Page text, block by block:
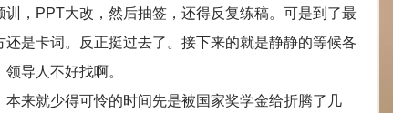
，PPT大改，然后抽签，还得反复练稿。可是到了最
是卡词。反正挺过去了。接下来的就是静静的等候各
导人不好找啊。
来就少得可怜的时间先是被国家奖学金给折腾了几